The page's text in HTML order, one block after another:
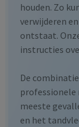
houden. Zo
verwijderen
ontstaat.
instructies
De
professionele
meeste
en het